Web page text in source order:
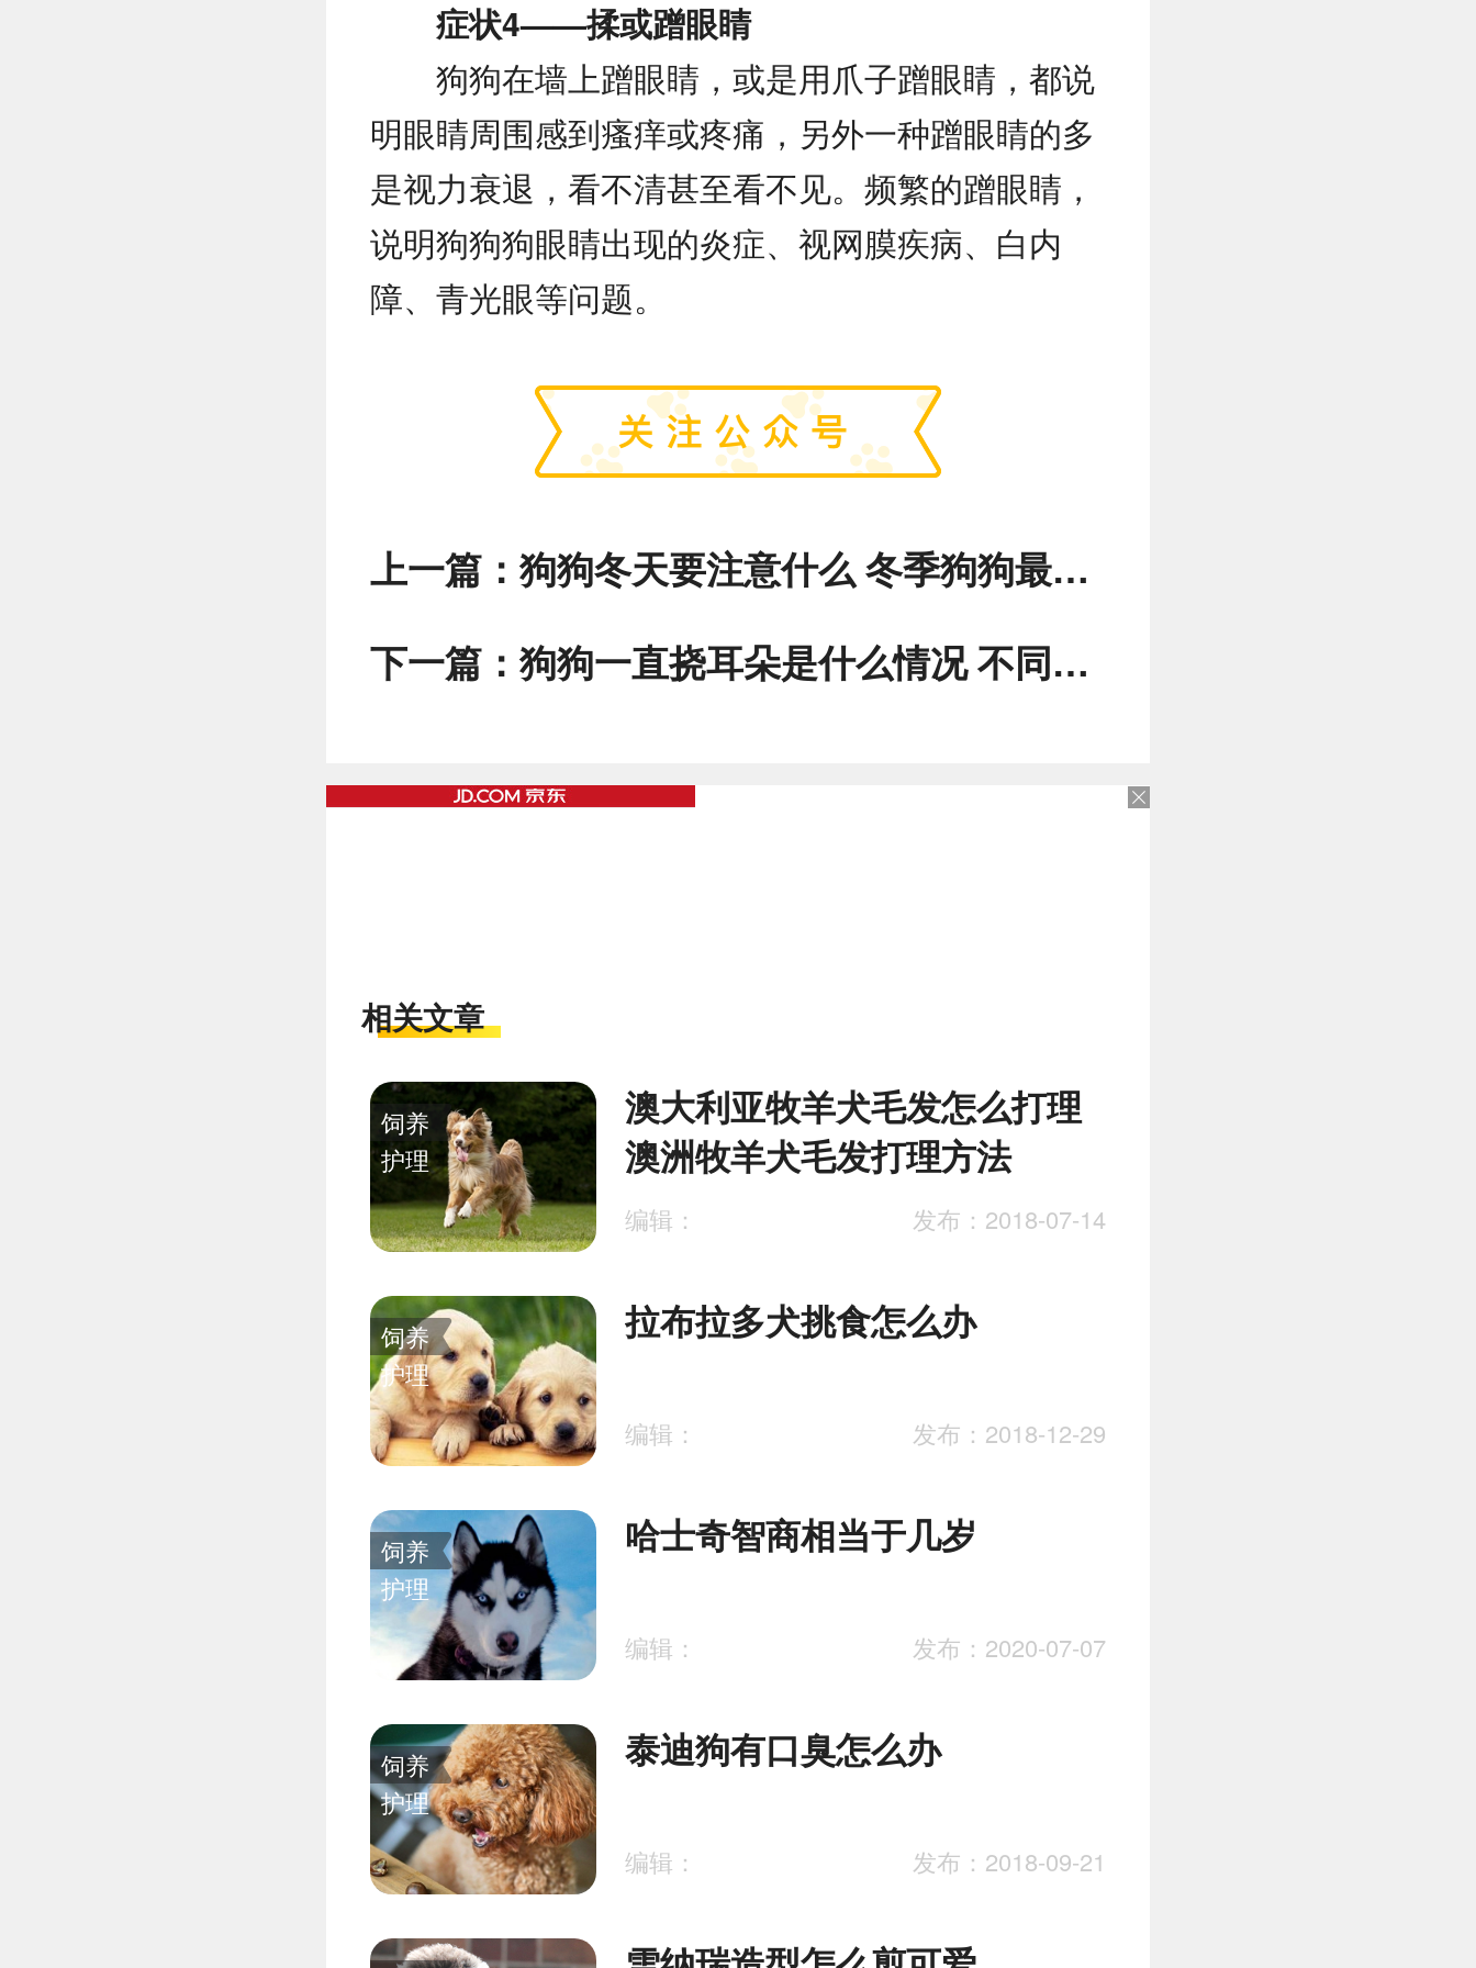
症状4——揉或蹭眼睛
狗狗在墙上蹭眼睛，或是用爪子蹭眼睛，都说
明眼睛周围感到瘙痒或疼痛，另外一种蹭眼睛的多
是视力衰退，看不清甚至看不见。频繁的蹭眼睛，
说明狗狗狗眼睛出现的炎症、视网膜疾病、白内
障、青光眼等问题。
上一篇： 狗狗冬天要注意什么 冬季狗狗最多见的健康问题
下一篇： 狗狗一直挠耳朵是什么情况 不同的动作对应哪些健康问题
相关文章
饲养
护理
澳大利亚牧羊犬毛发怎么打理
澳洲牧羊犬毛发打理方法
编辑： 发布：2018-07-14
饲养
护理
拉布拉多犬挑食怎么办
编辑： 发布：2018-12-29
饲养
护理
哈士奇智商相当于几岁
编辑： 发布：2020-07-07
饲养
护理
泰迪狗有口臭怎么办
编辑： 发布：2018-09-21